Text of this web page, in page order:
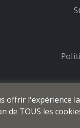
© prod-
offrir l'expérience
de TOUS les